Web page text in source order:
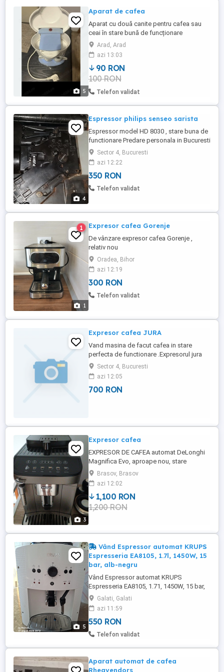
5
Aparat de cafea
Aparat cu două canite pentru cafea sau
ceai în stare bună de funcționare
Arad, Arad
azi 13:03
90 RON
100 RON
Telefon validat
4
Espressor philips senseo sarista
Espressor model HD 8030 , stare buna de
functionare Predare personala in Bucuresti
Sector 4, Bucuresti
azi 12:22
350 RON
Telefon validat
1
1 Expresor cafea Gorenje
De vânzare expresor cafea Gorenje ,
relativ nou
Oradea, Bihor
azi 12:19
300 RON
Telefon validat
Expresor cafea JURA
Vand masina de facut cafea in stare
perfecta de functionare .Expresorul jura
este modelul JURA IMPRESSA E 40 .
Sector 4, Bucuresti
azi 12:05
700 RON
3
Expresor cafea
EXPRESOR DE CAFEA automat DeLonghi
Magnifica Evo, aproape nou, stare
perfectăExpresor de cafea automat
DeLonghi Magnifica
Brasov, Brasov
azi 12:02
1,100 RON
1,200 RON
5
Vând Espressor automat KRUPS
Espresseria EA8105, 1.7l, 1450W, 15
bar, alb-negru
Vând Espressor automat KRUPS
Espresseria EA8105, 1.71, 1450W, 15 bar,
alb-negru. Accept orice proba. Nu trimit în
tară.
Galati, Galati
azi 11:59
550 RON
Telefon validat
Aparat automat de cafea
Rheavendors